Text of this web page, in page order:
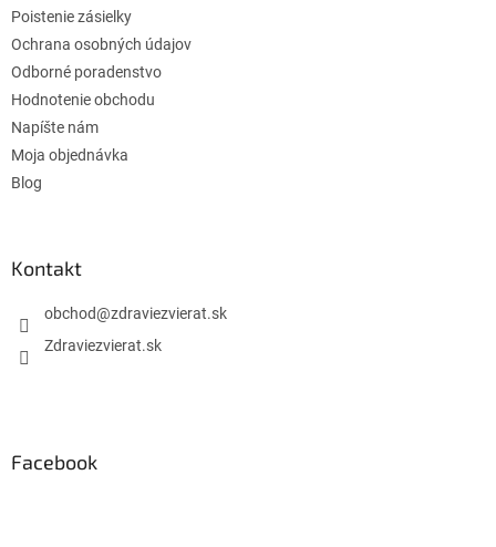
Poistenie zásielky
Ochrana osobných údajov
Odborné poradenstvo
Hodnotenie obchodu
Napíšte nám
Moja objednávka
Blog
Kontakt
obchod@zdraviezvierat.sk
Zdraviezvierat.sk
Facebook